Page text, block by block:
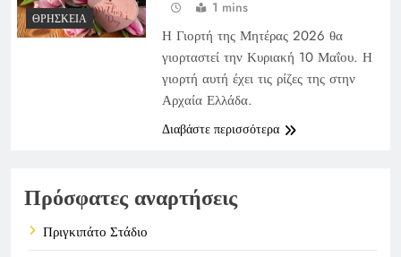
ΘΡΗΣΚΕΊΑ
1 mins
Η Γιορτή της Μητέρας 2026 θα
γιορταστεί την Κυριακή 10 Μαΐου. Η
γιορτή αυτή έχει τις ρίζες της στην
Αρχαία Ελλάδα.
Διαβάστε περισσότερα
Πρόσφατες αναρτήσεις
Πριγκιπάτο Στάδιο